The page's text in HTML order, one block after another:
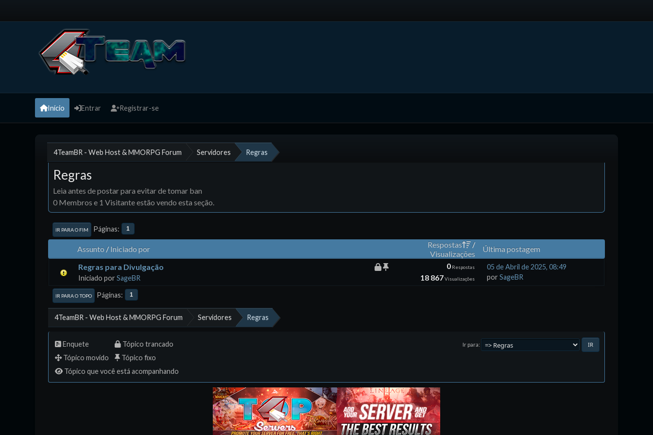
Início Entrar Registrar-se
4TeamBR - Web Host & MMORPG Forum Servidores Regras
Regras
Leia antes de postar para evitar de tomar ban
0 Membros e 1 Visitante estão vendo esta seção.
IR PARA O FIM Páginas 1
Assunto / Iniciado por Respostas
/
Visualizações
Última postagem
Regras para Divulgação
Iniciado por SageBR
0Respostas
18 867Visualizações
05 de Abril de 2025, 08:49
por SageBR
IR PARA O TOPO Páginas 1
4TeamBR - Web Host & MMORPG Forum Servidores Regras
Ir para
Enquete
Tópico movido
Tópico trancado
Tópico fixo
Tópico que você está acompanhando